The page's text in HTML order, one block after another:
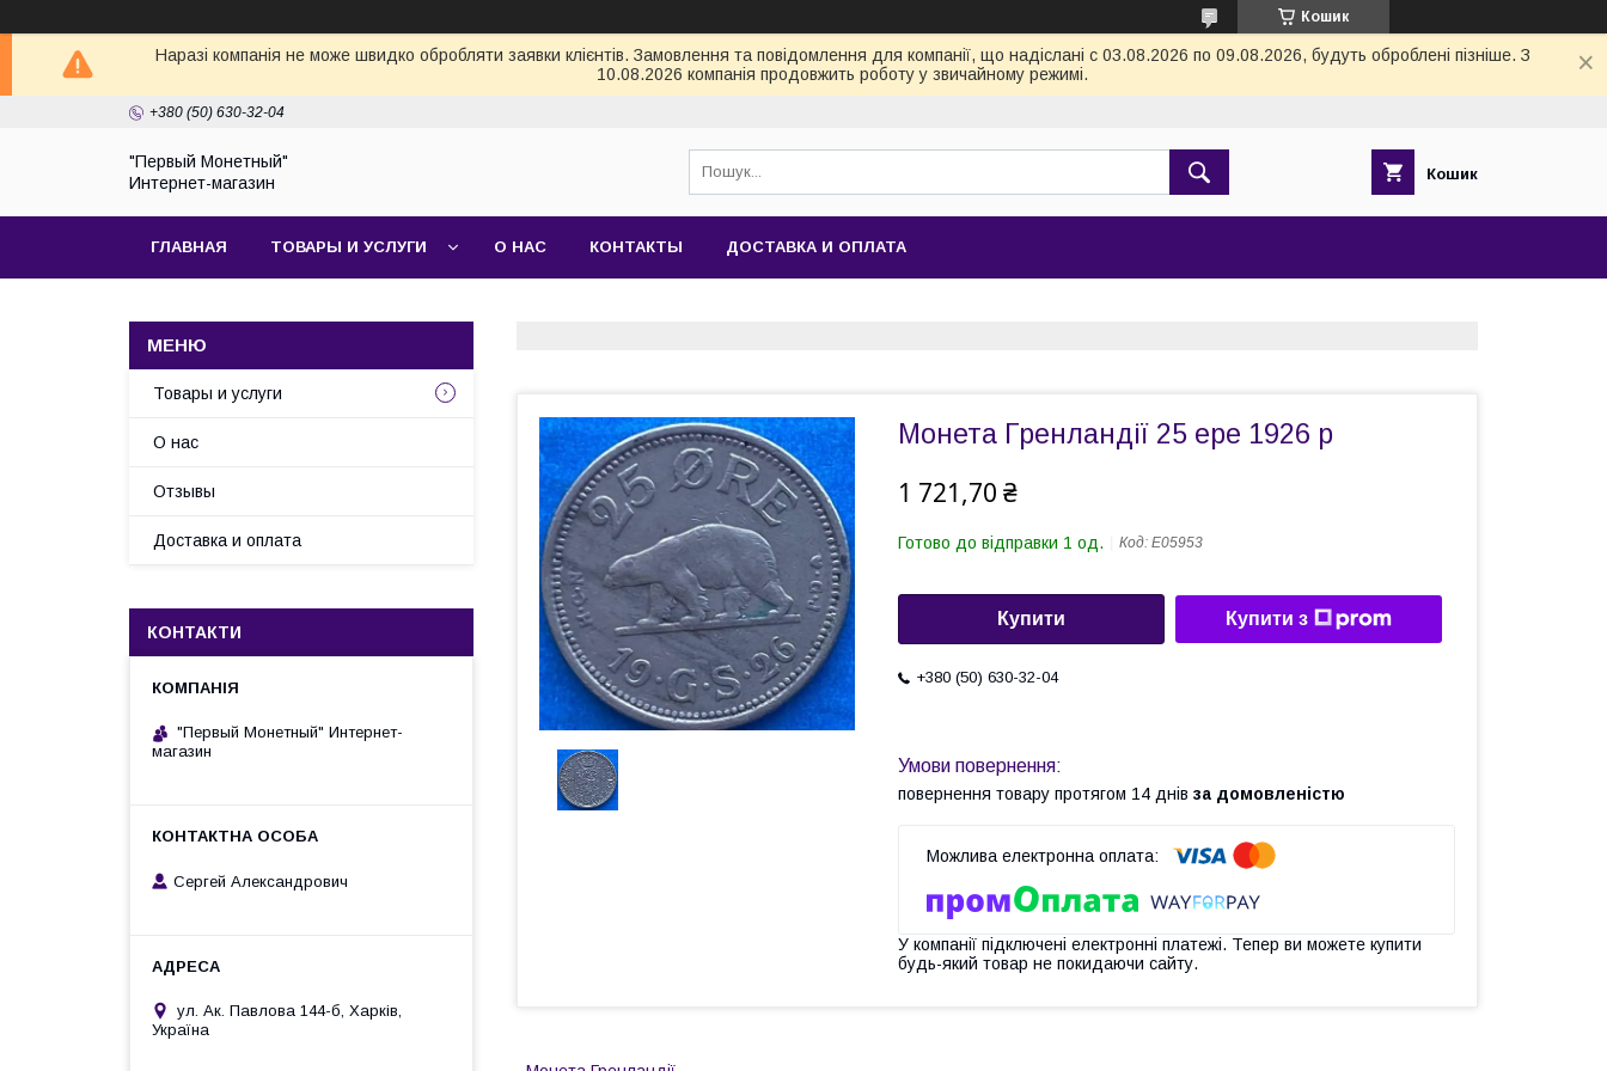
Кошик
Наразі компанія не може швидко обробляти заявки клієнтів. Замовлення та повідомлення для компанії, що надіслані с 03.08.2026 по 09.08.2026, будуть оброблені пізніше. З
10.08.2026 компанія продовжить роботу у звичайному режимі.
+380 (50) 630-32-04
"Первый Монетный"
Интернет-магазин
Кошик
ГЛАВНАЯ ТОВАРЫ И УСЛУГИ О НАС КОНТАКТЫ ДОСТАВКА И ОПЛАТА
Монета Гренландії 25 ере 1926 р
1 721,70 ₴
Готово до відправки 1 од. Код: Е05953
Купити Купити з
+380 (50) 630-32-04
повернення товару протягом 14 днів за домовленістю
У компанії підключені електронні платежі. Тепер ви можете купити
будь-який товар не покидаючи сайту.
Товары и услуги
О нас
Отзывы
Доставка и оплата
КОНТАКТИ
"Первый Монетный" Интернет-
магазин
Сергей Александрович
ул. Ак. Павлова 144-б, Харків,
Україна